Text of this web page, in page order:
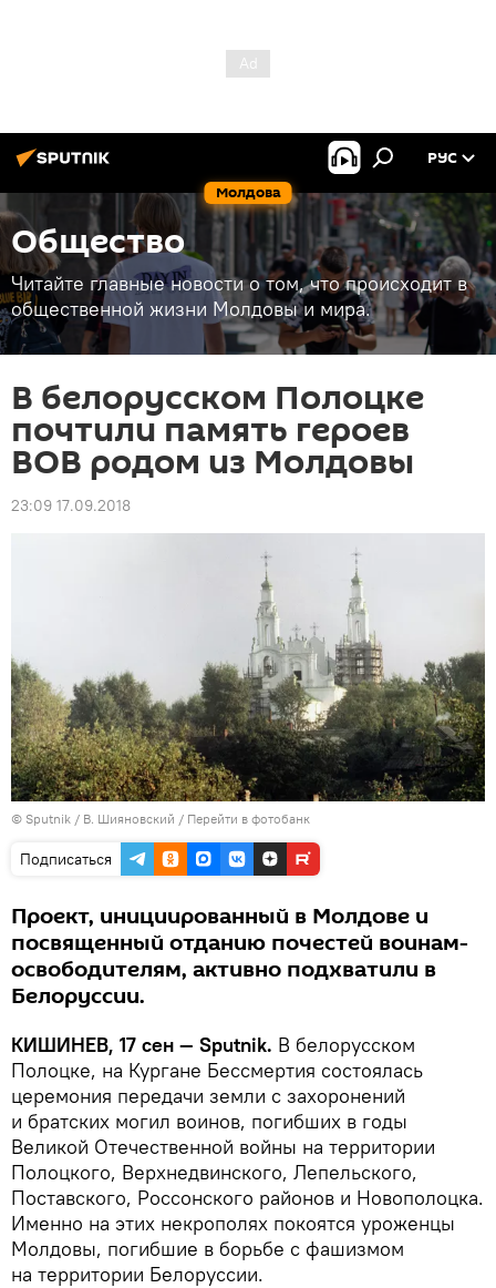
Молдова
РУС
Общество
Читайте главные новости о том, что происходит в
общественной жизни Молдовы и мира.
В белорусском Полоцке
почтили память героев
ВОВ родом из Молдовы
23:09 17.09.2018
© Sputnik / В. Шияновский / Перейти в фотобанк
Подписаться
Проект, инициированный в Молдове и
посвященный отданию почестей воинам-
освободителям, активно подхватили в
Белоруссии.
КИШИНЕВ, 17 сен — Sputnik. В белорусском
Полоцке, на Кургане Бессмертия состоялась
церемония передачи земли с захоронений
и братских могил воинов, погибших в годы
Великой Отечественной войны на территории
Полоцкого, Верхнедвинского, Лепельского,
Поставского, Россонского районов и Новополоцка.
Именно на этих некрополях покоятся уроженцы
Молдовы, погибшие в борьбе с фашизмом
на территории Белоруссии.